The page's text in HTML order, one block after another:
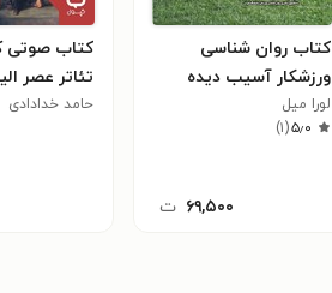
کتاب روان شناسی
ورزشکار آسیب دیده
لورا میل
۵٫۰(۱)
۶۹,۵۰۰ ت
کتاب صوتی
تئاتر عصر
حامد خدادادی